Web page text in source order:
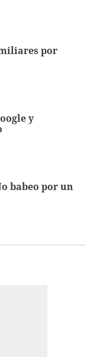
por
y
babeo por un